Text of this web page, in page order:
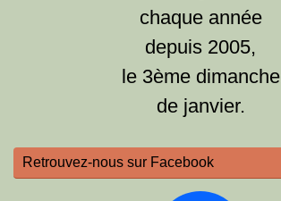
chaque année
depuis 2005,
le 3ème dimanche
de janvier.
Retrouvez-nous sur Facebook